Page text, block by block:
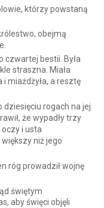
którzy powstaną
obejmą
czwartej bestii. Była
straszna. Miała
i miażdżyła, a resztę
dziesięciu rogach na jej
że wypadły trzy
i usta
niż jego
róg prowadził wojnę
świętym
aby święci objęli